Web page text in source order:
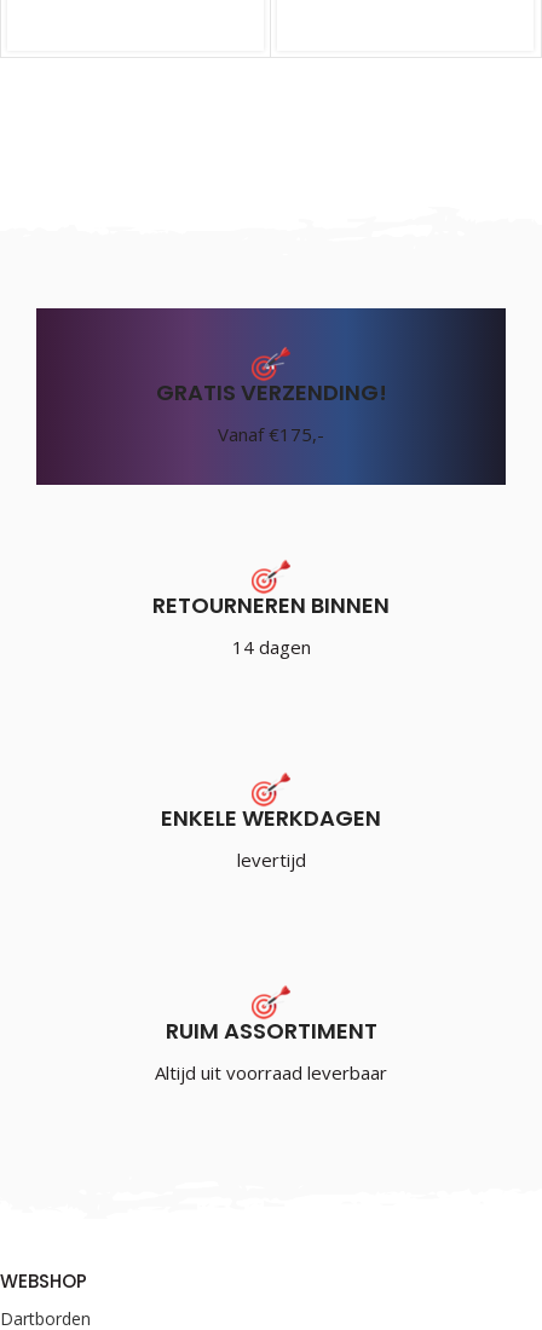
GRATIS VERZENDING!
Vanaf €175,-
RETOURNEREN BINNEN
14 dagen
ENKELE WERKDAGEN
levertijd
RUIM ASSORTIMENT
Altijd uit voorraad leverbaar
WEBSHOP
Dartborden